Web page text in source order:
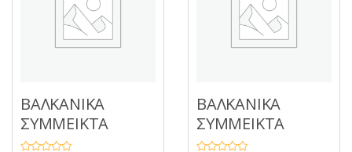
ΒΑΛΚΑΝΙΚΑ
ΣΥΜΜΕΙΚΤΑ
ΒΑΛΚΑΝΙΚΑ
ΣΥΜΜΕΙΚΤΑ